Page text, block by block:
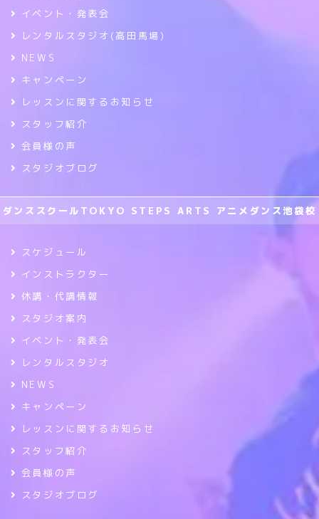
イベント・発表会
レンタルスタジオ(高田馬場)
NEWS
キャンペーン
レッスンに関するお知らせ
スタッフ紹介
会員様の声
スタジオブログ
ダンススクールTOKYO STEPS ARTS アニメダンス池袋校
スケジュール
インストラクター
休講・代講情報
スタジオ案内
イベント・発表会
レンタルスタジオ
NEWS
キャンペーン
レッスンに関するお知らせ
スタッフ紹介
会員様の声
スタジオブログ